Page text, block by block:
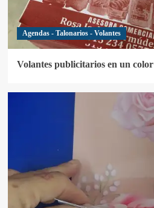
Agendas - Talonarios - Volantes
Volantes publicitarios en un color